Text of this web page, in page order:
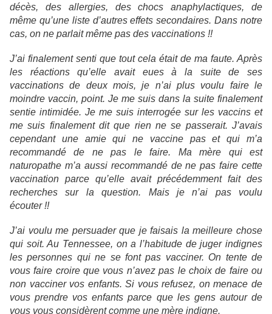
décès, des allergies, des chocs anaphylactiques, de
même qu’une liste d’autres effets secondaires. Dans notre
cas, on ne parlait même pas des vaccinations !!
J’ai finalement senti que tout cela était de ma faute. Après
les réactions qu’elle avait eues à la suite de ses
vaccinations de deux mois, je n’ai plus voulu faire le
moindre vaccin, point. Je me suis dans la suite finalement
sentie intimidée. Je me suis interrogée sur les vaccins et
me suis finalement dit que rien ne se passerait. J’avais
cependant une amie qui ne vaccine pas et qui m’a
recommandé de ne pas le faire. Ma mère qui est
naturopathe m’a aussi recommandé de ne pas faire cette
vaccination parce qu’elle avait précédemment fait des
recherches sur la question. Mais je n’ai pas voulu
écouter !!
J’ai voulu me persuader que je faisais la meilleure chose
qui soit. Au Tennessee, on a l’habitude de juger indignes
les personnes qui ne se font pas vacciner. On tente de
vous faire croire que vous n’avez pas le choix de faire ou
non vacciner vos enfants. Si vous refusez, on menace de
vous prendre vos enfants parce que les gens autour de
vous vous considèrent comme une mère indigne.